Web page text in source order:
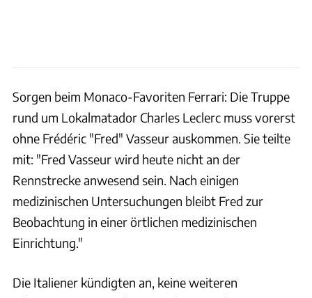
Sorgen beim Monaco-Favoriten Ferrari: Die Truppe
rund um Lokalmatador Charles Leclerc muss vorerst
ohne Frédéric "Fred" Vasseur auskommen. Sie teilte
mit: "Fred Vasseur wird heute nicht an der
Rennstrecke anwesend sein. Nach einigen
medizinischen Untersuchungen bleibt Fred zur
Beobachtung in einer örtlichen medizinischen
Einrichtung."
Die Italiener kündigten an, keine weiteren